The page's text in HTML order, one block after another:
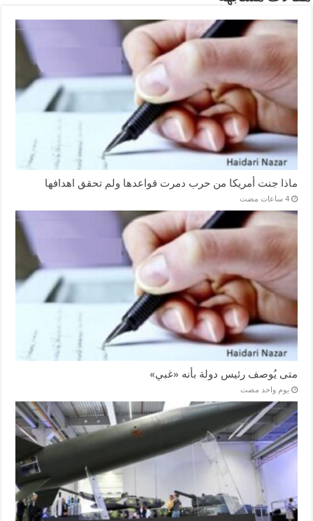
ماذا جنت أمريكا من حرب دمرت قواعدها ولم تحقق اهدافها
‏4 ساعات مضت
متى يُوصف رئيس دولة بأنه «غبي»
‏يوم واحد مضت